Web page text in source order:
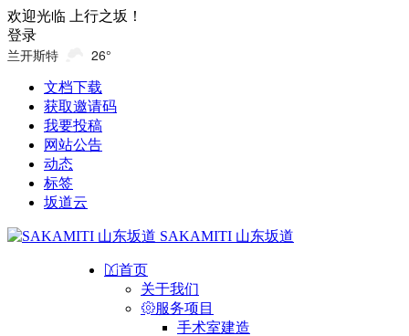
欢迎光临 上行之坂！
登录
兰开斯特 26°
文档下载
获取邀请码
我要投稿
网站公告
动态
标签
坂道云
SAKAMITI 山东坂道
首页
关于我们
服务项目
手术室建造